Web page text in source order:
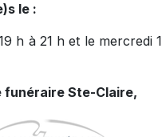
le :
h à 21 h et le mercredi
funéraire Ste-Claire,